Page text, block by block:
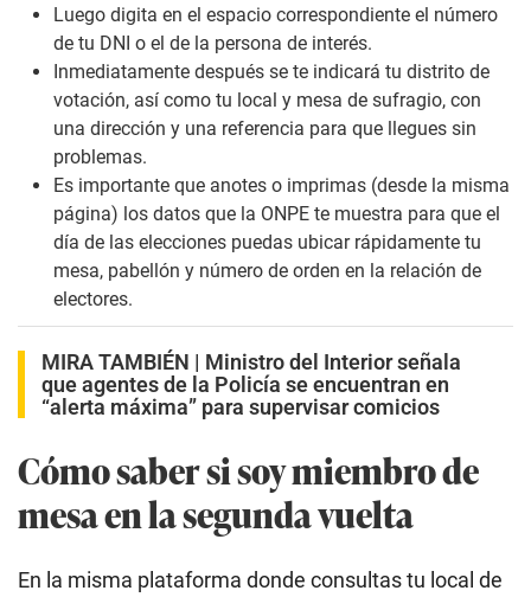
Luego digita en el espacio correspondiente el número
de tu DNI o el de la persona de interés.
Inmediatamente después se te indicará tu distrito de
votación, así como tu local y mesa de sufragio, con
una dirección y una referencia para que llegues sin
problemas.
Es importante que anotes o imprimas (desde la misma
página) los datos que la ONPE te muestra para que el
día de las elecciones puedas ubicar rápidamente tu
mesa, pabellón y número de orden en la relación de
electores.
MIRA TAMBIÉN | Ministro del Interior señala
que agentes de la Policía se encuentran en
“alerta máxima” para supervisar comicios
Cómo saber si soy miembro de
mesa en la segunda vuelta
En la misma plataforma donde consultas tu local de